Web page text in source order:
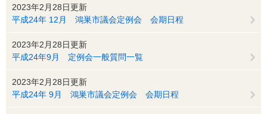
2023年2月28日更新
平成24年 12月 鴻巣市議会定例会 会期日程
2023年2月28日更新
平成24年9月 定例会一般質問一覧
2023年2月28日更新
平成24年 9月 鴻巣市議会定例会 会期日程